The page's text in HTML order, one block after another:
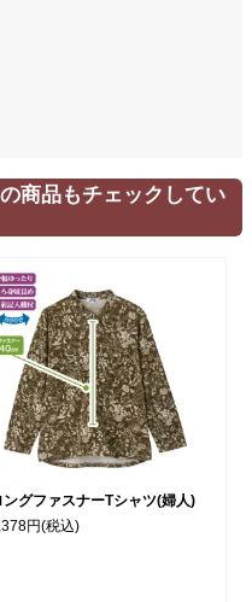
商品もチェックしてい
ングファスナーTシャツ(婦人)
円(税込)